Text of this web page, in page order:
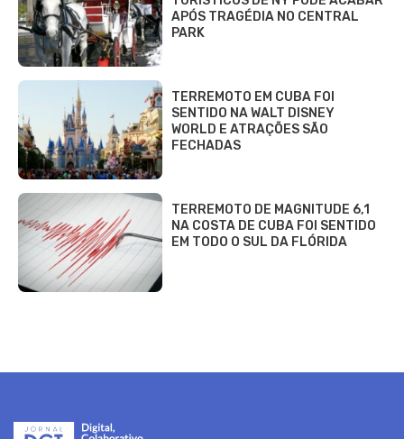
APÓS TRAGÉDIA NO CENTRAL
PARK
TERREMOTO EM CUBA FOI
SENTIDO NA WALT DISNEY
WORLD E ATRAÇÕES SÃO
FECHADAS
TERREMOTO DE MAGNITUDE 6,1
NA COSTA DE CUBA FOI SENTIDO
EM TODO O SUL DA FLÓRIDA